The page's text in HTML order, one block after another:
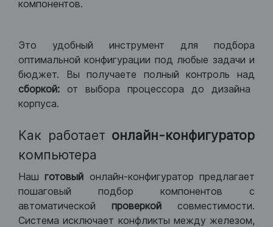
компонентов.
Это удобный инструмент для подбора
оптимальной конфигурации под любые задачи и
бюджет. Вы получаете полный контроль над
сборкой: от выбора процессора до дизайна
корпуса.
Как работает онлайн-конфигуратор
компьютера
Нашготовый онлайн-конфигуратор предлагает
пошаговый подбор компонентов с
автоматической проверкой совместимости.
Система исключает конфликты между железом,